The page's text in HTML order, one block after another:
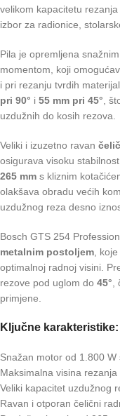
velikom kapacitetu
izbor za radionice,
Pila je opremljena
momentom, koji
i pri rezanju tvrdih
pri 90° i 55 mm pri 45° ,
uzdužnih do kosih rezova.
Veliki i izuzetno ravan
osigurava visoku
265 mm s kliznim
olakšava obradu većih
uzdužnog reza desno
Bosch GTS 254
metalnim postoljem ,
optimalnoj radnoj visini.
rezove pod uglom do 45°
primjene.
Ključne karakteristike:
Snažan motor od 1.800
Maksimalna visina
Veliki kapacitet uzdužnog
Ravan i otporan čelični